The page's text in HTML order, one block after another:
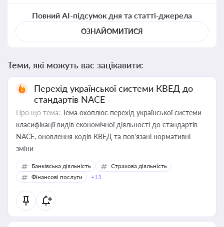
Повний AI-підсумок дня та статті-джерела
ОЗНАЙОМИТИСЯ
Теми, які можуть вас зацікавити:
Перехід української системи КВЕД до
стандартів NACE
Про що тема: Тема охоплює перехід української системи
класифікації видів економічної діяльності до стандартів
NACE, оновлення кодів КВЕД та пов'язані нормативні
зміни
Банківська діяльність
Страхова діяльність
Фінансові послуги
+13